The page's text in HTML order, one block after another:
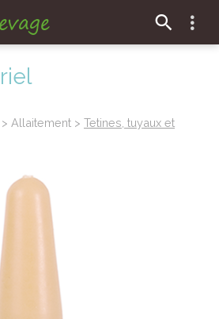
> Allaitement > Tetines, tuyaux et